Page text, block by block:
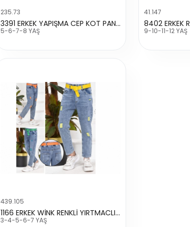
235.73
3391 ERKEK YAPIŞMA CEP KOT PANTALON
5-6-7-8 YAŞ
41.147
9-10-11-12 YAŞ
439.105
1166 ERKEK WİNK RENKLİ YIRTMACLI KOT PANTALON
3-4-5-6-7 YAŞ